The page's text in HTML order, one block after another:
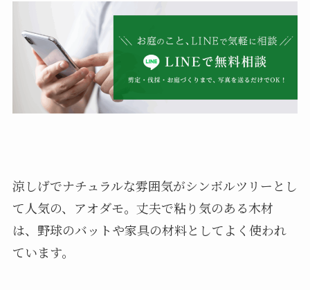
涼しげでナチュラルな雰囲気がシンボルツリーとし
て人気の、アオダモ。丈夫で粘り気のある木材
は、野球のバットや家具の材料としてよく使われ
ています。